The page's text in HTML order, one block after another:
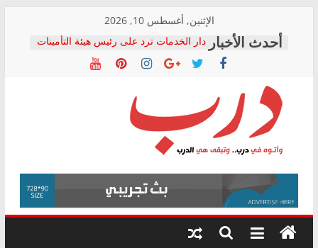
content
الإثنين, أغسطس 10, 2026
دار الخدمات ترد على رئيس هيئة التأمينات
بعد مؤتمره الصحفي: إنكار الأزمة لا ينهي
معاناة أصحاب المعاشات.. ونطالب بكشف
فرحات سليمان يكتب: القطاع الصحي إلى
أين؟
حزب التحالف الشعبي يطلق لجنة “الحق
في الصحة” بالإسكندرية لرصد الانتهاكات
ودعم المرضى
الوزاري لمدينة الصحفيين.. وانتهاء أعمال
إنشاء المبنى الإداري
المجلس القومي لحقوق الإنسان يعلن
متابعة قضية الدكتور محمد زهران.. ويؤكد:
قرينة البراءة وضمانات المحاكمة العادلة
درب
وأتوه
درب..
وتبقى
هي